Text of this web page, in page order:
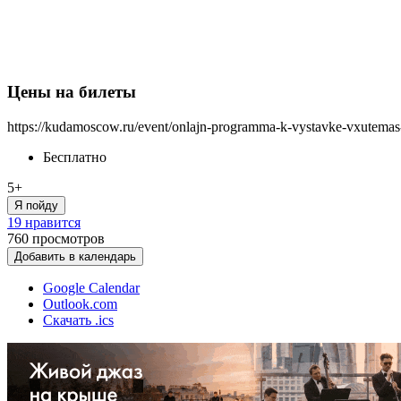
Цены на билеты
https://kudamoscow.ru/event/onlajn-programma-k-vystavke-
Бесплатно
5+
Я пойду
19 нравится
760 просмотров
Добавить в календарь
Google Calendar
Outlook.com
Скачать .ics